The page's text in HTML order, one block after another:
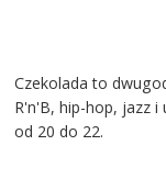
Czekolada to
R'n'B, hip-hop, jazz i
od 20 do 22.